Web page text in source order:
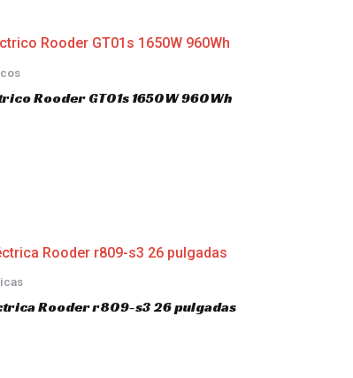
Rooder GT01s 1650W 960Wh
Rooder r809-s3 26 pulgadas